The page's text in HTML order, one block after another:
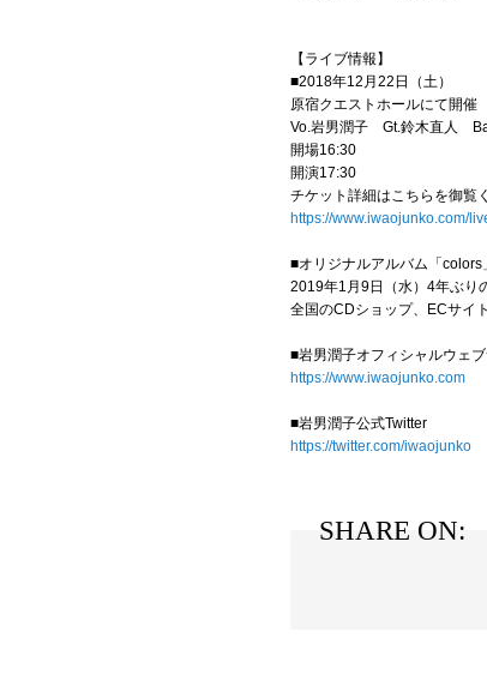
【ライブ情報】
■2018年12月22日（土）
原宿クエストホールにて開催
Vo.岩男潤子 Gt.鈴木直人
開場16:30
開演17:30
チケット詳細はこちらを御覧
https://www.iwaojunko.com/
■オリジナルアルバム「colors
2019年1月9日（水）4年ぶり
全国のCDショップ、ECサイ
■岩男潤子オフィシャルウェブ
https://www.iwaojunko.com
■岩男潤子公式Twitter
https://twitter.com/iwaojunko
SHARE ON: